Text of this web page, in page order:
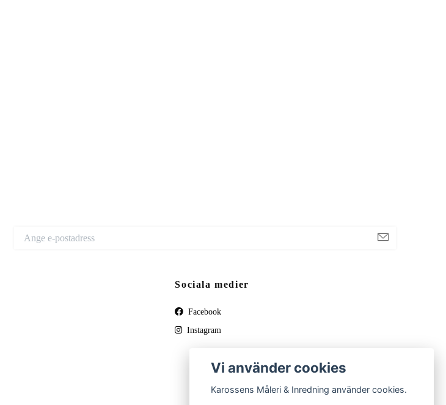
Sociala medier
Facebook
Instagram
Vi använder cookies
Karossens Måleri & Inredning använder cookies.